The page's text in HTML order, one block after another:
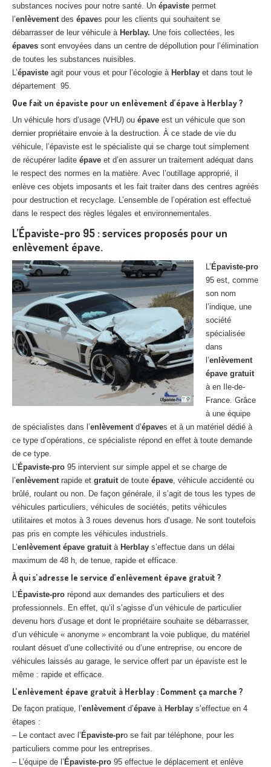
substances nocives pour notre santé. Un épaviste permet
l’enlèvement des épaves pour les clients qui souhaitent se
débarrasser de leur véhicule à Herblay. Une fois collectées, les
épaves sont envoyées dans un centre de dépollution pour l’élimination
de toutes les substances nuisibles.
L’épaviste agit pour vous et pour l’écologie à Herblay et dans tout le
département 95.
Que fait un épaviste pour un enlèvement d’épave à Herblay ?
Un véhicule hors d’usage (VHU) ou épave est un véhicule que son
dernier propriétaire envoie à la destruction. À ce stade de vie du
véhicule, l’épaviste est le spécialiste qui se charge tout simplement
de récupérer ladite épave et d’en assurer un traitement adéquat dans
le respect des normes en la matière. Avec l’outillage approprié, il
enlève ces objets imposants et les fait traiter dans des centres agréés
pour destruction et recyclage. L’ensemble de l’opération est effectué
dans le respect des règles légales et environnementales.
L’Épaviste-pro 95 : services proposés pour un
enlèvement épave.
L’Épaviste-pro
95 est, comme
son nom
l’indique, une
société
spécialisée
dans
l’enlèvement
épave gratuit
à en Ile-de-
France. Grâce
à une équipe
de spécialistes dans l’enlèvement d’épaves et à un matériel dédié à
ce type d’opérations, ce spécialiste répond en effet à toute demande
de ce type.
L’Épaviste-pro 95 intervient sur simple appel et se charge de
l’enlèvement rapide et gratuit de toute épave , véhicule accidenté ou
brûlé, roulant ou non. De façon générale, il s’agit de tous les types de
véhicules particuliers, véhicules de sociétés, petits véhicules
utilitaires et motos à 3 roues devenus hors d’usage. Ne sont toutefois
pas pris en compte les véhicules industriels.
L’enlèvement épave gratuit à Herblay s’effectue dans un délai
maximum de 48 h, de tenue, rapide et efficace.
À qui s’adresse le service d’enlèvement épave gratuit ?
L’Épaviste-pro répond aux demandes des particuliers et des
professionnels. En effet, qu’il s’agisse d’un véhicule de particulier
devenu hors d’usage et dont le propriétaire souhaite se débarrasser,
d’un véhicule « anonyme » encombrant la voie publique, du matériel
roulant désuet d’une collectivité ou d’une entreprise, ou encore de
véhicules laissés au garage, le service offert par un épaviste est le
même : rapide et efficace.
L’enlèvement épave gratuit à Herblay : Comment ça marche ?
De façon pratique, l’enlèvement d’épave à Herblay s’effectue en 4
étapes :
– Le contact avec l’Épaviste-pro se fait par téléphone, pour les
particuliers comme pour les entreprises.
– L’équipe de l’Épaviste-pro 95 effectue le déplacement et enlève